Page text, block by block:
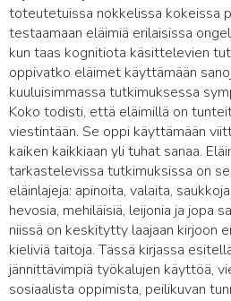
toteutetuissa nokkelissa kokeissa
testaamaan eläimiä erilaisissa
kun taas kognitiota käsittelevien
oppivatko eläimet käyttämään
kuuluisimmassa tutkimuksessa
Koko todisti, että eläimillä on
viestintään. Se oppi käyttämään
kaiken kaikkiaan yli tuhat sanaa.
tarkastelevissa tutkimuksissa on
eläinlajeja: apinoita, valaita,
hevosia, mehiläisiä, leijonia ja jopa
niissä on keskitytty laajaan kirjoon
kieliviä taitoja. Tässä kirjassa
jännittävimpiä työkalujen käyttöä,
sosiaalista oppimista, peilikuvan